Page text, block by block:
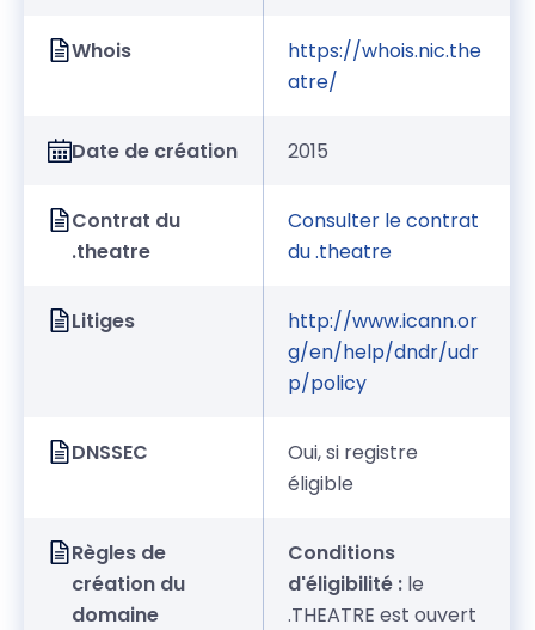
Whois
https://whois.nic.the
atre/
Date de création 2015
Contrat du
.theatre
Consulter le contrat
du .theatre
Litiges
http://www.icann.or
g/en/help/dndr/udr
p/policy
DNSSEC
Oui, si registre
éligible
Règles de
création du
domaine
Conditions
d'éligibilité : le
.THEATRE est ouvert